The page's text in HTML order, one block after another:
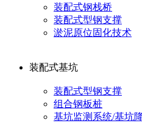
装配式钢栈桥
装配式型钢支撑
淤泥原位固化技术
装配式基坑
装配式型钢支撑
组合钢板桩
基坑监测系统/基坑